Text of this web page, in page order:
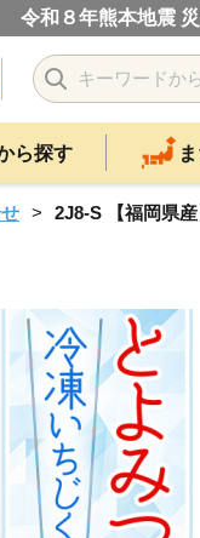
令和８年熊本地震
ら探す
2J8-S 【福岡県